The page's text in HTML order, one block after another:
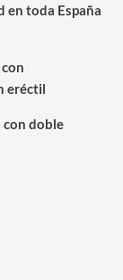
en toda España
eréctil
con doble